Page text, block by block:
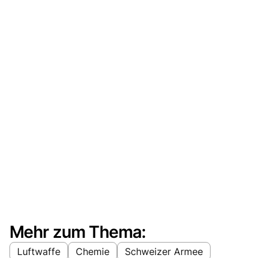
Mehr zum Thema:
Luftwaffe Chemie Schweizer Armee